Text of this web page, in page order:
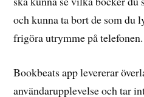
och kunna ta bort de som du
frigöra utrymme på telefonen.
Bookbeats app levererar
användarupplevelse och tar